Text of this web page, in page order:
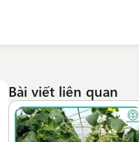
Bài viết liên quan